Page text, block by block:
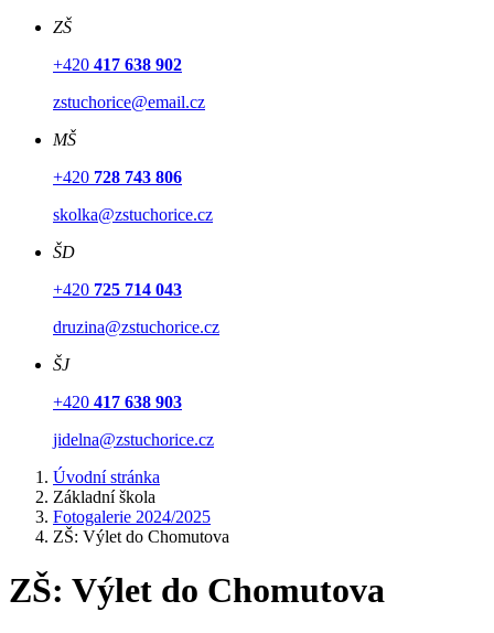
ZŠ
+420 417 638 902
zstuchorice@email.cz
MŠ
+420 728 743 806
skolka@zstuchorice.cz
ŠD
+420 725 714 043
druzina@zstuchorice.cz
ŠJ
+420 417 638 903
jidelna@zstuchorice.cz
Úvodní stránka
Základní škola
Fotogalerie 2024/2025
ZŠ: Výlet do Chomutova
ZŠ: Výlet do Chomutova